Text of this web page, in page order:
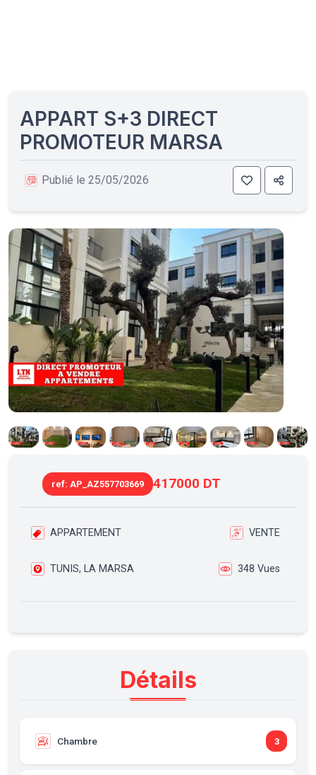
APPART S+3 DIRECT
PROMOTEUR MARSA
Publié le 25/05/2026
ref: AP_AZ557703669 417000 DT
APPARTEMENT VENTE
TUNIS, LA MARSA 348 Vues
Détails
Chambre 3